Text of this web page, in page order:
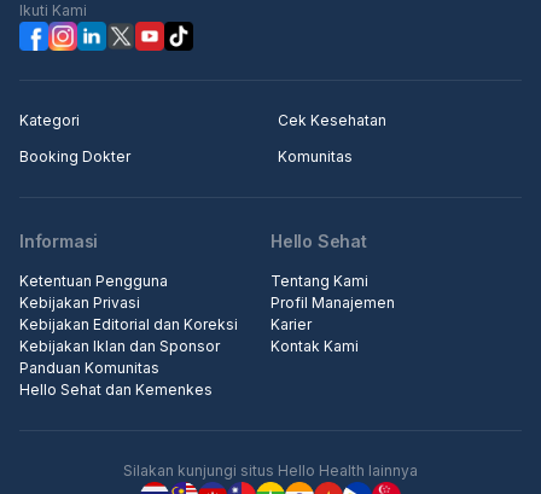
Ikuti Kami
Kategori
Cek Kesehatan
Booking Dokter
Komunitas
Informasi
Ketentuan Pengguna
Kebijakan Privasi
Kebijakan Editorial dan Koreksi
Kebijakan Iklan dan Sponsor
Panduan Komunitas
Hello Sehat dan Kemenkes
Hello Sehat
Tentang Kami
Profil Manajemen
Karier
Kontak Kami
Silakan kunjungi situs Hello Health lainnya